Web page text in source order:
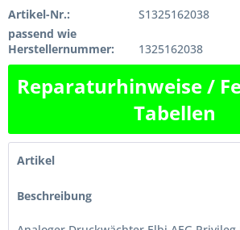
Artikel-Nr.:
S1325162038
passend wie
Herstellernummer:
1325162038
Reparaturhinweise /
Tabellen
Artikel
Beschreibung